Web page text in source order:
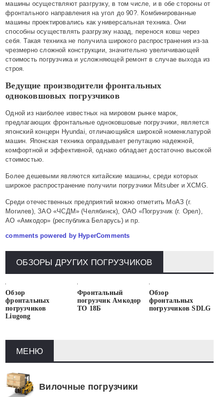
машины осуществляют разгрузку, в том числе, и в обе стороны от
фронтального направления на угол до 90?. Комбинированные
машины проектировались как универсальная техника. Они
способны осуществлять разгрузку назад, перенося ковш через
себя. Такая техника не получила широкого распространения из-за
чрезмерно сложной конструкции, значительно увеличивающей
стоимость погрузчика и усложняющей ремонт в случае выхода из
строя.
Ведущие производители фронтальных
одноковшовых погрузчиков
Одной из наиболее известных на мировом рынке марок,
предлагающих фронтальные одноковшовые погрузчики, является
японский концерн Hyundai, отличающийся широкой номенклатурой
машин. Японская техника оправдывает репутацию надежной,
комфортной и эффективной, однако обладает достаточно высокой
стоимостью.
Более дешевыми являются китайские машины, среди которых
широкое распространение получили погрузчики Mitsuber и XCMG.
Среди отечественных предприятий можно отметить МоАЗ (г.
Могилев), ЗАО «ЧСДМ» (Челябинск), ОАО «Погрузчик (г. Орел),
АО «Амкодор» (республика Беларусь) и пр.
comments powered by HyperComments
ОБЗОРЫ ДРУГИХ ПОГРУЗЧИКОВ
Обзор
фронтальных
погрузчиков
Liugong
Фронтальный
погрузчик Амкодор
ТО 18Б
Обзор
фронтальных
погрузчиков SDLG
МЕНЮ
Вилочные погрузчики